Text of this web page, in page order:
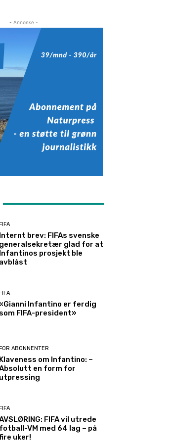
- Annonse -
Internt brev: FIFAs svenske
generalsekretær glad for at
Infantinos prosjekt ble
avblåst
Infantino er ferdig
som FIFA-president»
ABONNENTER
Klaveness om Infantino: –
en form for
utpressing
FIFA
FIFA vil utrede
fotball-VM med 64 lag – på
uker!